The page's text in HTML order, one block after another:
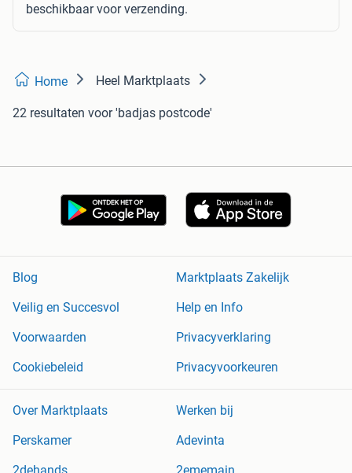
beschikbaar voor verzending.
Home Heel Marktplaats
22 resultaten voor 'badjas postcode'
Blog
Marktplaats Zakelijk
Veilig en Succesvol
Help en Info
Voorwaarden
Privacyverklaring
Cookiebeleid
Privacyvoorkeuren
Over Marktplaats
Werken bij
Perskamer
Adevinta